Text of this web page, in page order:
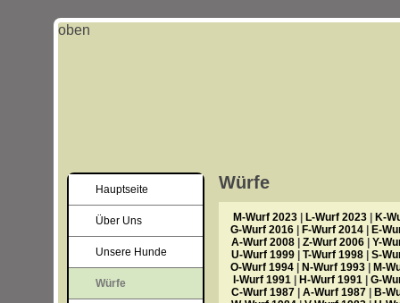
oben
Hauptseite
Über Uns
Unsere Hunde
Würfe
Würfe
M-Wurf 2023 L-Wurf 2023
K-
G-Wurf 2016
F-Wurf 2014
E-
A-Wurf 2008
Z-Wurf 2006
Y-
U-Wurf 1999
T-Wurf 1998
S-
O-Wurf 1994
N-Wurf 1993
M-
I-Wurf 1991
H-Wurf 1991
G-
C-Wurf 1987
A-Wurf 1987
B-